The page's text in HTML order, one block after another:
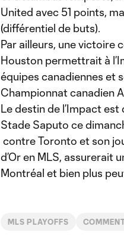
United avec 51 points,
(différentiel de buts).
Par ailleurs, une victoire
Houston permettrait à
équipes canadiennes et
Championnat canadien
Le destin de l’Impact est
Stade Saputo ce
contre Toronto et son
d’Or en MLS, assurerait
Montréal et bien plus
MLS PLAYOFFS